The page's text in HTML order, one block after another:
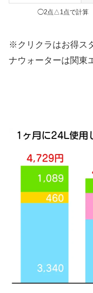
◯2点△1点で計算
※クリクラはお得ス
ナウォーターは関東